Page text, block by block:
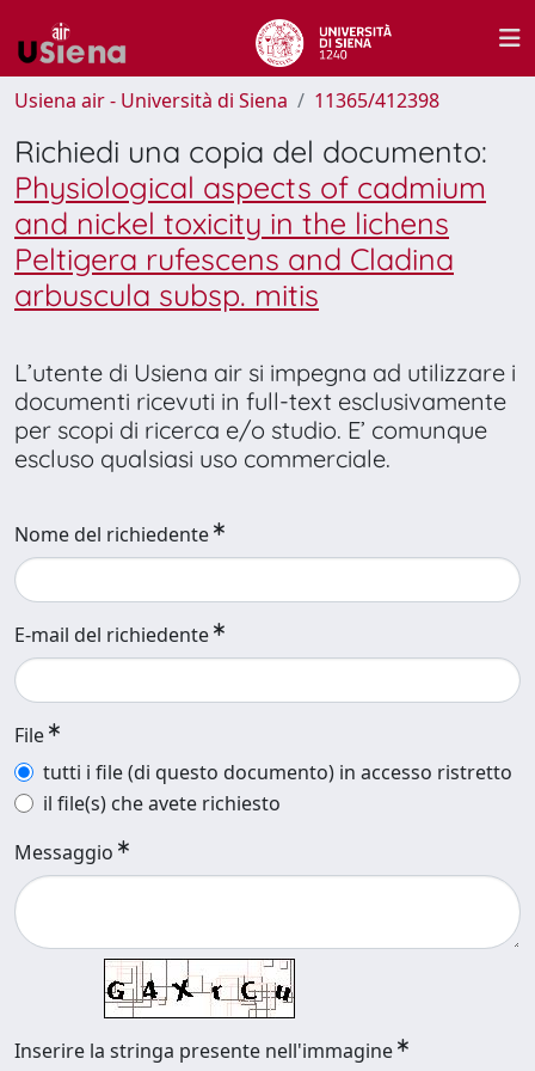
Usiena air - Università di Siena 11365/412398
Richiedi una copia del documento:
Physiological aspects of cadmium
and nickel toxicity in the lichens
Peltigera rufescens and Cladina
arbuscula subsp. mitis
L’utente di Usiena air si impegna ad utilizzare i
documenti ricevuti in full-text esclusivamente
per scopi di ricerca e/o studio. E’ comunque
escluso qualsiasi uso commerciale.
Nome del richiedente
E-mail del richiedente
File
tutti i file (di questo documento) in accesso ristretto
il file(s) che avete richiesto
Messaggio
Inserire la stringa presente nell'immagine